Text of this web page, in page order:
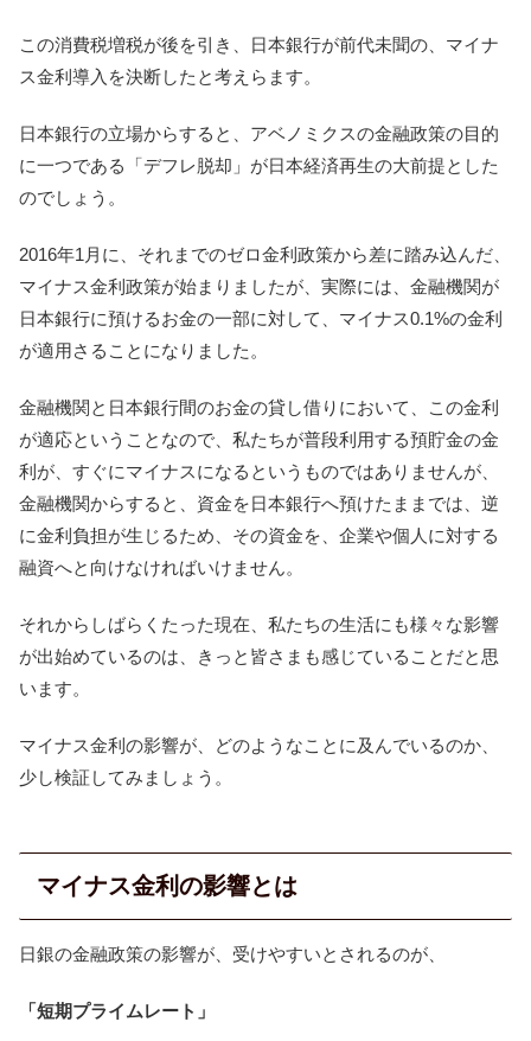
この消費税増税が後を引き、日本銀行が前代未聞の、マイナ
ス金利導入を決断したと考えらます。
日本銀行の立場からすると、アベノミクスの金融政策の目的
に一つである「デフレ脱却」が日本経済再生の大前提とした
のでしょう。
2016年1月に、それまでのゼロ金利政策から差に踏み込んだ、
マイナス金利政策が始まりましたが、実際には、金融機関が
日本銀行に預けるお金の一部に対して、マイナス0.1%の金利
が適用さることになりました。
金融機関と日本銀行間のお金の貸し借りにおいて、この金利
が適応ということなので、私たちが普段利用する預貯金の金
利が、すぐにマイナスになるというものではありませんが、
金融機関からすると、資金を日本銀行へ預けたままでは、逆
に金利負担が生じるため、その資金を、企業や個人に対する
融資へと向けなければいけません。
それからしばらくたった現在、私たちの生活にも様々な影響
が出始めているのは、きっと皆さまも感じていることだと思
います。
マイナス金利の影響が、どのようなことに及んでいるのか、
少し検証してみましょう。
マイナス金利の影響とは
日銀の金融政策の影響が、受けやすいとされるのが、
「短期プライムレート」